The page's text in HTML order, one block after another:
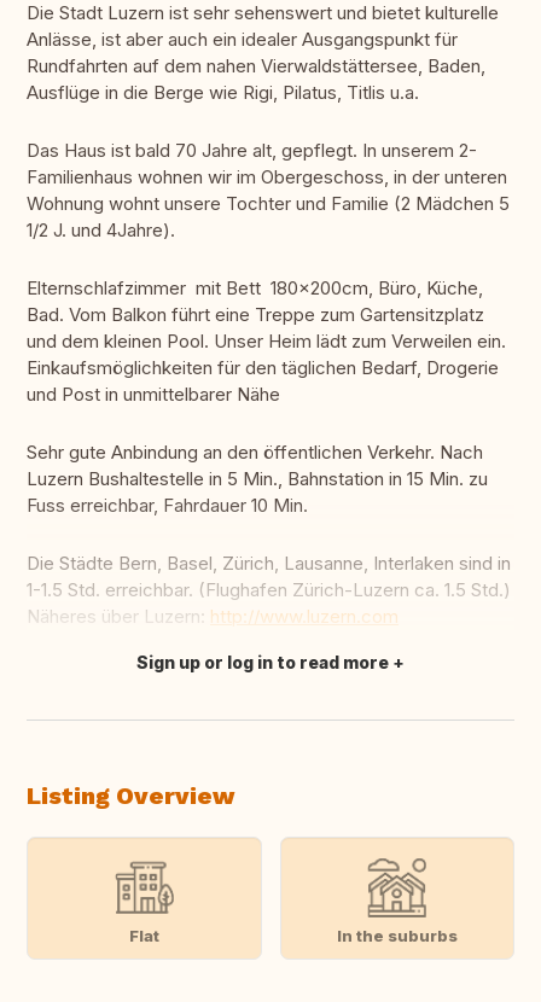
Die Stadt Luzern ist sehr sehenswert und bietet kulturelle
Anlässe, ist aber auch ein idealer Ausgangspunkt für
Rundfahrten auf dem nahen Vierwaldstättersee, Baden,
Ausflüge in die Berge wie Rigi, Pilatus, Titlis u.a.
Das Haus ist bald 70 Jahre alt, gepflegt. In unserem 2-
Familienhaus wohnen wir im Obergeschoss, in der unteren
Wohnung wohnt unsere Tochter und Familie (2 Mädchen 5
1/2 J. und 4Jahre).
Elternschlafzimmer mit Bett 180x200cm, Büro, Küche,
Bad. Vom Balkon führt eine Treppe zum Gartensitzplatz
und dem kleinen Pool. Unser Heim lädt zum Verweilen ein.
Einkaufsmöglichkeiten für den täglichen Bedarf, Drogerie
und Post in unmittelbarer Nähe
Sehr gute Anbindung an den öffentlichen Verkehr. Nach
Luzern Bushaltestelle in 5 Min., Bahnstation in 15 Min. zu
Fuss erreichbar, Fahrdauer 10 Min.
Die Städte Bern, Basel, Zürich, Lausanne, Interlaken sind in
1-1.5 Std. erreichbar. (Flughafen Zürich-Luzern ca. 1.5 Std.)
Näheres über Luzern: http://www.luzern.com
Translate this
Sign up or log in to read more
Listing Overview
Flat In the suburbs